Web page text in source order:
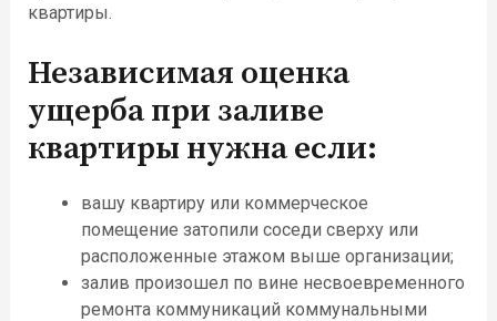
квартиры.
Независимая оценка
ущербапри заливе
квартиры нужнаесли:
вашу квартируили коммерческое
помещение затопили соседи сверху или
расположенные этажом выше организации;
залив произошел по вине несвоевременного
ремонта коммуникаций коммунальными